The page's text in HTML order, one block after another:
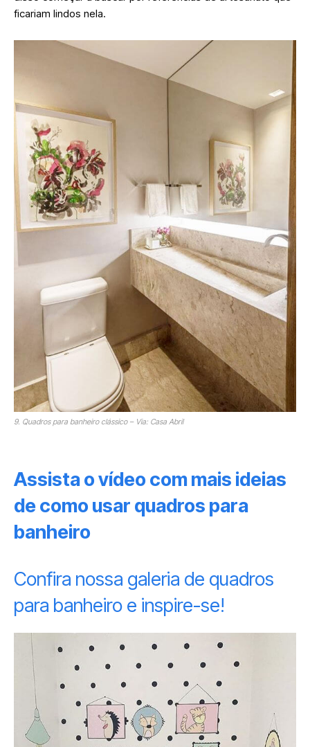
ficariam lindos nela.
9. Quadros para banheiro clássico – Via: Casa Abril
Assista o vídeo com mais ideias
de como usar quadros para
banheiro
Confira nossa galeria de quadros
para banheiro e inspire-se!